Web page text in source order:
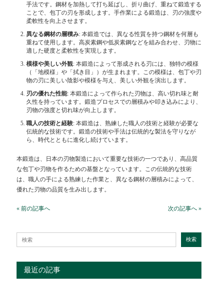
手法です。鋼材を加熱して打ち延ばし、折り曲げ、重ねて鍛造する
ことで、包丁の刃を形成します。手作業による鍛造は、刃の強度や
柔軟性を向上させます。
異なる鋼材の層積み: 本鍛造では、異なる性質を持つ鋼材を何層も
重ねて使用します。高炭素鋼や低炭素鋼などを組み合わせ、刃物に
適した硬度と柔軟性を実現します。
模様や美しい外観: 本鍛造によって形成される刃には、独特の模様
（「地模様」や「拭き目」）が生まれます。この模様は、包丁や刃
物の刃に美しい陰影や模様を与え、美しい外観を演出します。
刃の優れた性能: 本鍛造によって作られた刃物は、高い切れ味と耐
久性を持っています。鍛造プロセスでの層積みや叩き込みにより、
刃物の強度と切れ味が向上します。
職人の技術と経験: 本鍛造は、熟練した職人の技術と経験が必要な
伝統的な技術です。鍛造の技術や手法は伝統的な製法を守りなが
ら、時代とともに進化し続けています。
本鍛造は、日本の刃物製造において重要な技術の一つであり、高品質
な包丁や刃物を作るための基盤となっています。この伝統的な技術
は、職人の手による熟練した作業と、異なる鋼材の層積みによって、
優れた刃物の品質を生み出します。
« 前の記事へ 次の記事へ »
Search for:
検索
最近の記事